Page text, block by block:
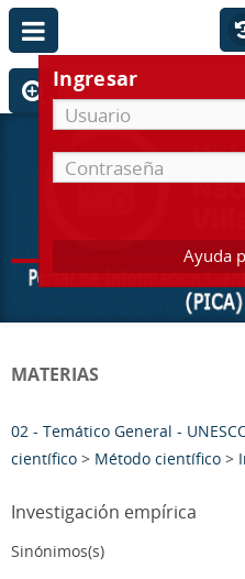
Ingresar
Ayuda
MATERIAS
02 - Temático General -
científico > Método científico >
Investigación empírica
Sinónimos(s)